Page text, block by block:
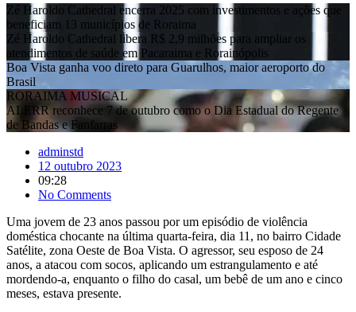
Zé Haroldo Cathedral encerra 2025 com investimentos e ações que
beneficiam 13 municípios de Roraima
Zé Haroldo Cathedral libera R$ 2,9 milhões para ampliar os
atendimentos de saúde em Pacaraima e Rorainópolis
Boa Vista ganha voo direto para Guarulhos, maior aeroporto do
Brasil
RORAIMA MUSICAL
ALERR reconhece 7 de outubro como o Dia Estadual do Regente
de Bandas e Fanfarras
adminstd
12 outubro 2023
09:28
No Comments
Uma jovem de 23 anos passou por um episódio de violência
doméstica chocante na última quarta-feira, dia 11, no bairro Cidade
Satélite, zona Oeste de Boa Vista. O agressor, seu esposo de 24
anos, a atacou com socos, aplicando um estrangulamento e até
mordendo-a, enquanto o filho do casal, um bebê de um ano e cinco
meses, estava presente.